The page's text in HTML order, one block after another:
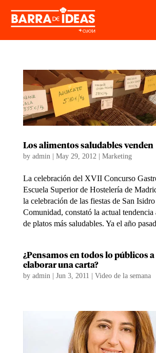
Los alimentos saludables venden
by admin| May 29, 2012| Marketing
La celebración del XVII Concurso
Escuela Superior de Hostelería de
la celebración de las fiestas de San
Comunidad, constató la actual tendencia
de platos más saludables. Ya el año
¿Pensamos en todos lo públicos a
elaborar una carta?
by admin| Jun 3, 2011 Video de la semana